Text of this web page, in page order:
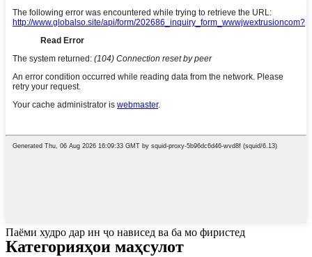
Паёми худро дар ин ҷо нависед ва ба мо фиристед
Категорияҳои маҳсулот